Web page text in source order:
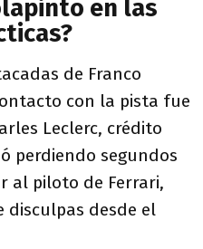
en las
de Franco
con la pista fue
Leclerc, crédito
perdiendo segundos
al piloto de Ferrari,
disculpas desde el